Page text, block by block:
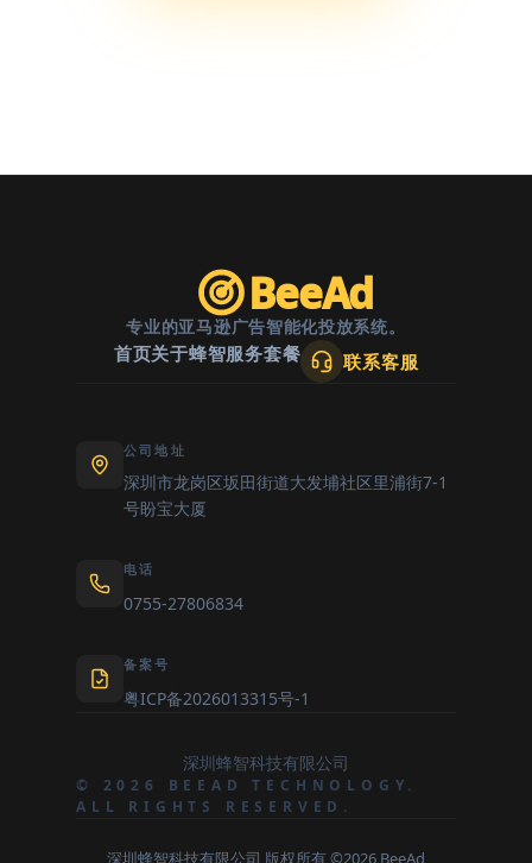
止一
BeeAd
专业的亚马逊广告智能化投放系统。
首页关于蜂智服务套餐 联系客服
公司地址
深圳市龙岗区坂田街道大发埔社区里浦街7-1
号盼宝大厦
电话
0755-27806834
备案号
粤ICP备2026013315号-1
深圳蜂智科技有限公司
© 2026 BEEAD TECHNOLOGY.
ALL RIGHTS RESERVED.
深圳蜂智科技有限公司 版权所有 ©2026 BeeAd